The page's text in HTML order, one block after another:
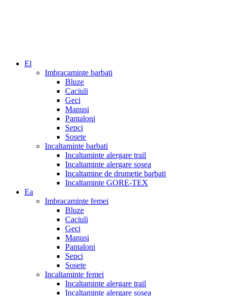
El
Imbracaminte barbati
Bluze
Caciuli
Geci
Manusi
Pantaloni
Sepci
Sosete
Incaltaminte barbati
Incaltaminte alergare trail
Incaltaminte alergare sosea
Incaltamine de drumetie barbati
Incaltaminte GORE-TEX
Ea
Imbracaminte femei
Bluze
Caciuli
Geci
Manusi
Pantaloni
Sepci
Sosete
Incaltaminte femei
Incaltaminte alergare trail
Incaltaminte alergare sosea